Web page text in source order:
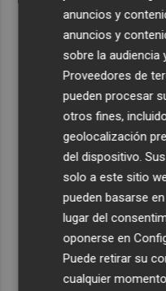
anuncios y
anuncios y
sobre la audiencia
Proveedores de
pueden procesar
otros fines,
geolocalización
del dispositivo.
solo a este sitio
pueden basarse
lugar del
oponerse en
Puede retirar su
cualquier